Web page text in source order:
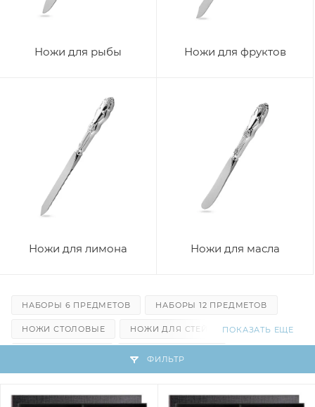
Ножи для рыбы Ножи для фруктов
Ножи для лимона Ножи для масла
НАБОРЫ 6 ПРЕДМЕТОВ НАБОРЫ 12 ПРЕДМЕТОВ
НОЖИ СТОЛОВЫЕ НОЖИ ДЛЯ СТЕЙКА
НОЖИ ДЛЯ ЛИМОНА НОЖИ ДЛЯ МАСЛА
ПОКАЗАТЬ ЕЩЕ
ФИЛЬТР